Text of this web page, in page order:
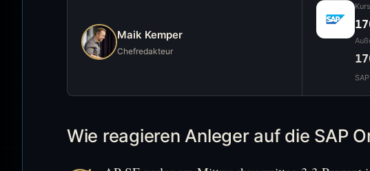
Maik Kemper
Chefredakteur
Wie reagieren Anleger auf die SAP